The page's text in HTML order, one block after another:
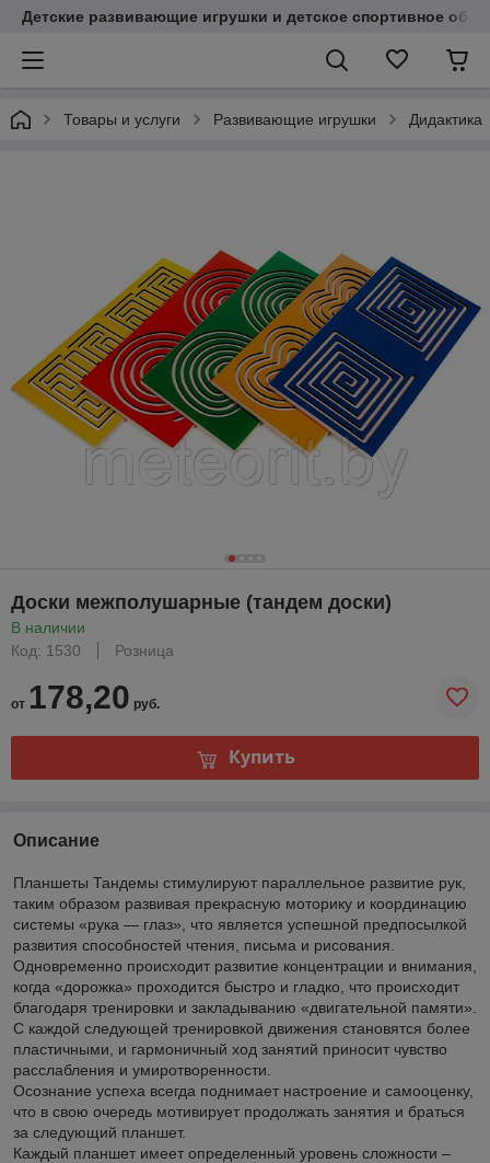
Детские развивающие игрушки и детское спортивное
Товары и услуги Развивающие игрушки Дидактика
Доски межполушарные (тандем доски)
В наличии
Код: 1530
Розница
от 178,20 руб.
Купить
Описание
Планшеты Тандемы стимулируют параллельное развитие рук,
таким образом развивая прекрасную моторику и координацию
системы «рука — глаз», что является успешной предпосылкой
развития способностей чтения, письма и рисования.
Одновременно происходит развитие концентрации и внимания,
когда «дорожка» проходится быстро и гладко, что происходит
благодаря тренировки и закладыванию «двигательной памяти».
С каждой следующей тренировкой движения становятся более
пластичными, и гармоничный ход занятий приносит чувство
расслабления и умиротворенности.
Осознание успеха всегда поднимает настроение и самооценку,
что в свою очередь мотивирует продолжать занятия и браться
за следующий планшет.
Каждый планшет имеет определенный уровень сложности –